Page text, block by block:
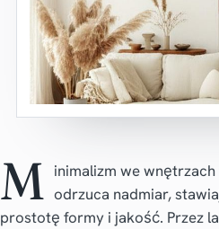
M inimalizm we
odrzuca nadmiar,
prostotę formy i jakość. Przez